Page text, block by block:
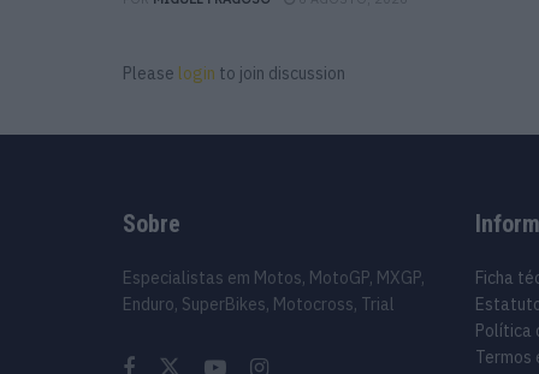
Please login to join discussion
Sobre
Especialistas em Motos, MotoGP, MXGP,
Enduro, SuperBikes, Motocross, Trial
Ficha
Política
Termos